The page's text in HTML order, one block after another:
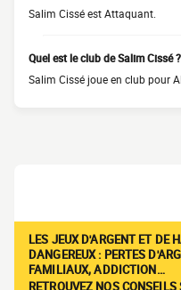
Salim Cissé est Attaquant.
Quel est le club de Salim Cissé ?
Salim Cissé joue en club pour
LES JEUX D'ARGENT ET DE
DANGEREUX : PERTES
FAMILIAUX, ADDICTION…
RETROUVEZ NOS